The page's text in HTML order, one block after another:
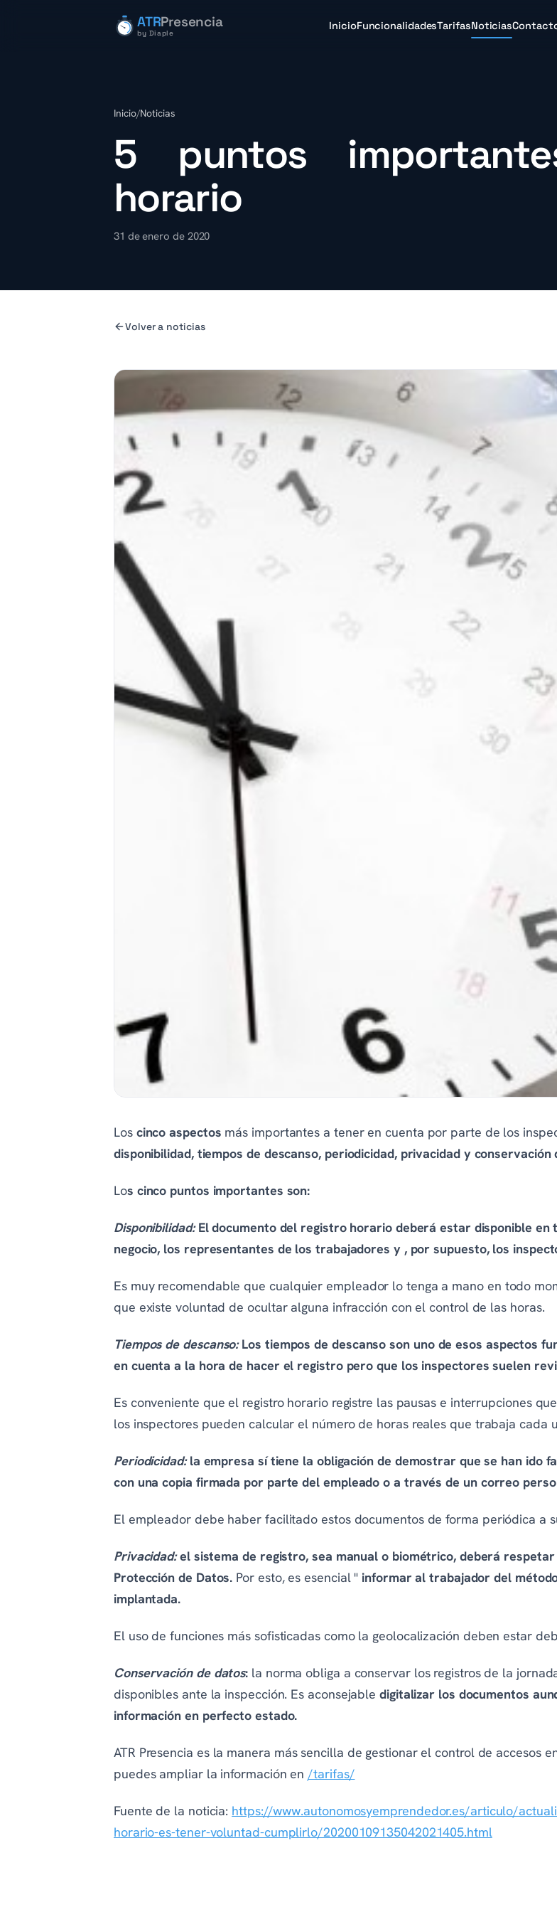
ATRPresencia
by Diaple
InicioFuncionalidadesTarifasNoticias
Inicio/Noticias
5 puntos
horario
31 de enero de 2020
Volver a noticias
Los cinco aspectos más importantes a tener en cuenta por parte de los
disponibilidad, tiempos de descanso, periodicidad, privacidad y conservación
Los cinco puntos importantes son:
Disponibilidad:El documento del registro horario deberá estar disponible en
negocio, los representantes de los trabajadores y , por supuesto, los
Es muy recomendable que cualquier empleador lo tenga a mano en todo
que existe voluntad de ocultar alguna infracción con el control de las horas.
Tiempos de descanso: Los tiempos de descanso son uno de esos aspectos
en cuenta a la hora de hacer el registro pero que los inspectores suelen
Es conveniente que el registro horario registre las pausas e interrupciones
los inspectores pueden calcular el número de horas reales que trabaja cada
Periodicidad:la empresa sí tiene la obligación de demostrar que se han ido
con una copia firmada por parte del empleado o a través de un correo
El empleador debe haber facilitado estos documentos de forma periódica a
Privacidad: el sistema de registro, sea manual o biométrico, deberá
Protección de Datos. Por esto, es esencial " informar al trabajador del
implantada.
El uso de funciones más sofisticadas como la geolocalización deben estar
Conservación de datos: la norma obliga a conservar los registros de la
disponibles ante la inspección. Es aconsejabledigitalizar los documentos
información en perfecto estado.
ATR Presencia es la manera más sencilla de gestionar el control de accesos
puedes ampliar la información en /tarifas/
Fuente de la noticia: https://www.autonomosyemprendedor.es/articulo/
horario-es-tener-voluntad-cumplirlo/20200109135042021405.html